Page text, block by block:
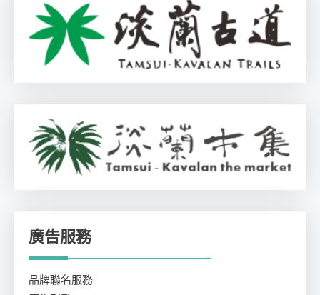
廣告服務
品牌聯名服務